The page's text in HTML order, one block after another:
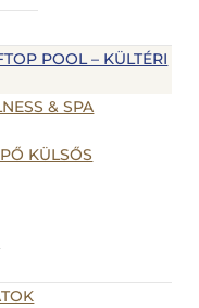
POOL – KÜLTÉRI
& SPA
KÜLSŐS